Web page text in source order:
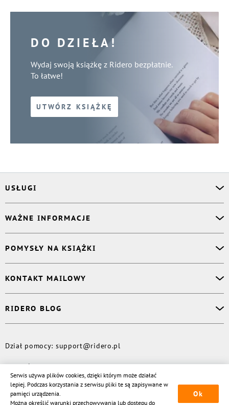
DO DZIEŁA!
Wydaj swoją książkę z Ridero bezpłatnie.
To łatwe!
UTWÓRZ KSIĄŻKĘ
USŁUGI
Korektor
Projektant okładki
Druk Twojej książki
Publikacja
WAŻNE INFORMACJE
Książki Ridero
Pomoc
Polityka prywatności
POMYSŁY NA KSIĄŻKI
Dzienniczek malucha
Książka eksperta
Wydaj tomik poezji
KONTAKT MAILOWY
Kontakt dla mediów
RIDERO BLOG
Więcej
© Rideró, 2013—2026
Dział pomocy: support@ridero.pl
Serwis używa plików cookies, dzięki którym może działać
lepiej. Podczas korzystania z serwisu pliki te są zapisywane w
pamięci urządzenia.
Można określić warunki przechowywania lub dostępu do
Ok